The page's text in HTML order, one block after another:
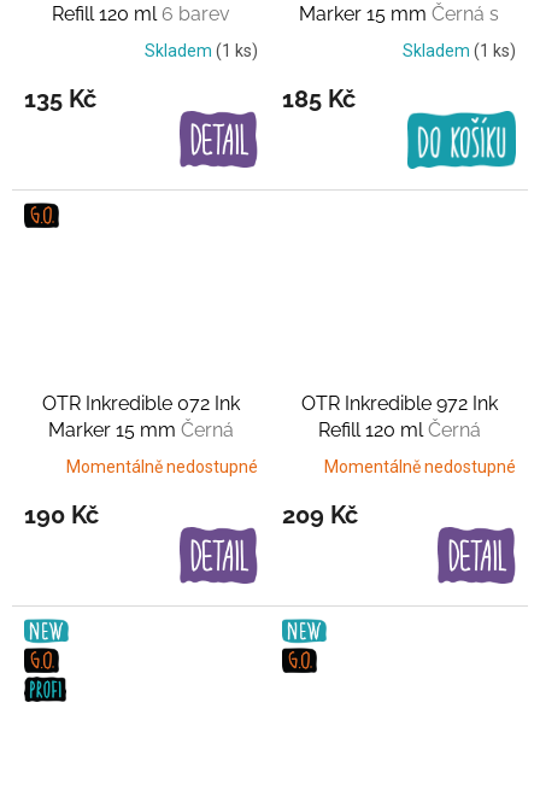
Refill 120 ml 6 barev
Skladem (1 ks)
135 Kč
Marker 15 mm Černá s
měděným nádechem
Skladem (1 ks)
185 Kč
OTR Inkredible 072 Ink
Marker 15 mm Černá
Momentálně nedostupné
190 Kč
OTR Inkredible 972 Ink
Refill 120 ml Černá
Momentálně nedostupné
209 Kč